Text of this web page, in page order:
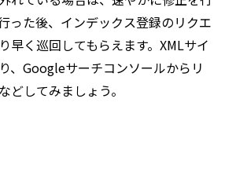
った後、インデックス登録のリクエ
早く巡回してもらえます。XMLサイ
、Googleサーチコンソールからリ
どしてみましょう。